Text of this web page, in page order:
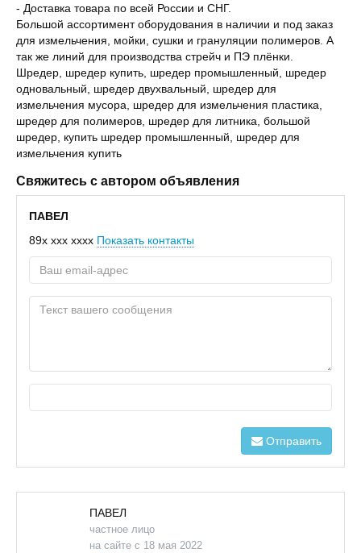
- Доставка товара по всей России и СНГ.
Большой ассортимент оборудования в наличии и под заказ
для измельчения, мойки, сушки и грануляции полимеров. А
так же линий для производства стрейч и ПЭ плёнки.
Шредер, шредер купить, шредер промышленный, шредер
одновальный, шредер двухвальный, шредер для
измельчения мусора, шредер для измельчения пластика,
шредер для полимеров, шредер для литника, большой
шредер, купить шредер промышленный, шредер для
измельчения купить
Свяжитесь с автором объявления
ПАВЕЛ
89x xxx xxxx Показать контакты
Отправить
ПАВЕЛ
частное лицо
на сайте с 18 мая 2022